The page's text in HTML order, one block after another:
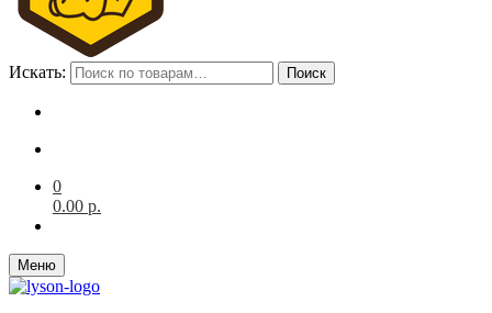
Искать: Поиск
0
0.00 р.
Меню